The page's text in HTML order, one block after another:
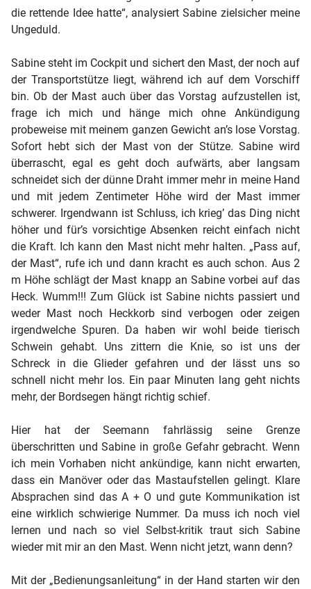
die rettende Idee hatte“, analysiert Sabine zielsicher meine
Ungeduld.
Sabine steht im Cockpit und sichert den Mast, der noch auf
der Transportstütze liegt, während ich auf dem Vorschiff
bin. Ob der Mast auch über das Vorstag aufzustellen ist,
frage ich mich und hänge mich ohne Ankündigung
probeweise mit meinem ganzen Gewicht an’s lose Vorstag.
Sofort hebt sich der Mast von der Stütze. Sabine wird
überrascht, egal es geht doch aufwärts, aber langsam
schneidet sich der dünne Draht immer mehr in meine Hand
und mit jedem Zentimeter Höhe wird der Mast immer
schwerer. Irgendwann ist Schluss, ich krieg’ das Ding nicht
höher und für’s vorsichtige Absenken reicht einfach nicht
die Kraft. Ich kann den Mast nicht mehr halten. „Pass auf,
der Mast“, rufe ich und dann kracht es auch schon. Aus 2
m Höhe schlägt der Mast knapp an Sabine vorbei auf das
Heck. Wumm!!! Zum Glück ist Sabine nichts passiert und
weder Mast noch Heckkorb sind verbogen oder zeigen
irgendwelche Spuren. Da haben wir wohl beide tierisch
Schwein gehabt. Uns zittern die Knie, so ist uns der
Schreck in die Glieder gefahren und der lässt uns so
schnell nicht mehr los. Ein paar Minuten lang geht nichts
mehr, der Bordsegen hängt richtig schief.
Hier hat der Seemann fahrlässig seine Grenze
überschritten und Sabine in große Gefahr gebracht. Wenn
ich mein Vorhaben nicht ankündige, kann nicht erwarten,
dass ein Manöver oder das Mastaufstellen gelingt. Klare
Absprachen sind das A + O und gute Kommunikation ist
eine wirklich schwierige Nummer. Da muss ich noch viel
lernen und nach so viel Selbst-kritik traut sich Sabine
wieder mit mir an den Mast. Wenn nicht jetzt, wann denn?
Mit der „Bedienungsanleitung“ in der Hand starten wir den